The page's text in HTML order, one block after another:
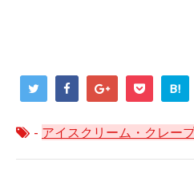
B!
- アイスクリーム・クレー